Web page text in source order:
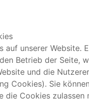
auf unserer Website.
Betrieb der Seite,
und die
Cookies). Sie
die Cookies zulassen